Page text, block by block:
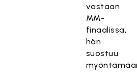
vastaan
MM-
finaalissa,
hän
suostuu